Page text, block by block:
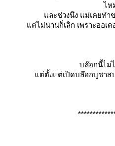
ไห
ละช่วงนึง แม่เคยทำ
ต่ไม่นานก็เลิก เพราะออเด
บล๊อกนี้ไม่
ต่ตั้งแต่เปิดบล๊อกบูชาส